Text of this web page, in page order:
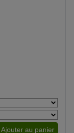
Ajouter au panier